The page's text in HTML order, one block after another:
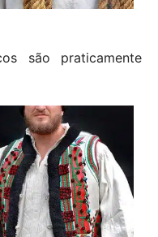
são praticamente